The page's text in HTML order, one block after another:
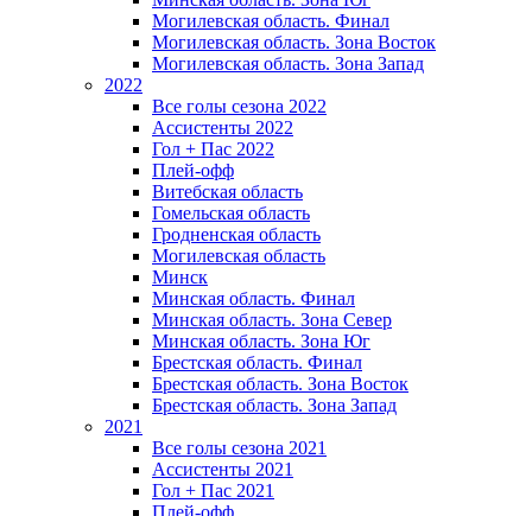
Могилевская область. Финал
Могилевская область. Зона Восток
Могилевская область. Зона Запад
2022
Все голы сезона 2022
Ассистенты 2022
Гол + Пас 2022
Плей-офф
Витебская область
Гомельская область
Гродненская область
Могилевская область
Минск
Mинская область. Финал
Минская область. Зона Север
Минская область. Зона Юг
Брестская область. Финал
Брестская область. Зона Восток
Брестская область. Зона Запад
2021
Все голы сезона 2021
Ассистенты 2021
Гол + Пас 2021
Плей-офф